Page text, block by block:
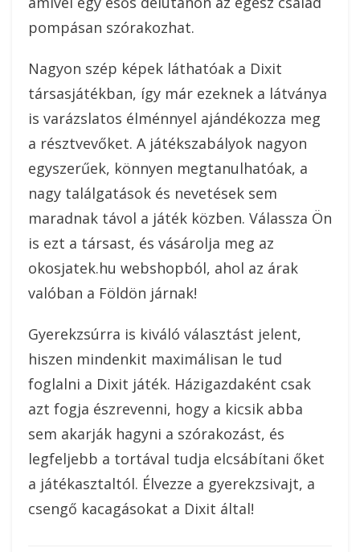
pompásan szórakozhat.
Nagyon szép képek láthatóak a Dixit
társasjátékban, így már ezeknek a látványa
is varázslatos élménnyel ajándékozza meg
a résztvevőket. A játékszabályok nagyon
egyszerűek, könnyen megtanulhatóak, a
nagy találgatások és nevetések sem
maradnak távol a játék közben. Válassza Ön
is ezt a társast, és vásárolja meg az
okosjatek.hu webshopból, ahol az árak
valóban a Földön járnak!
Gyerekzsúrra is kiváló választást jelent,
hiszen mindenkit maximálisan le tud
foglalni a Dixit játék. Házigazdaként csak
azt fogja észrevenni, hogy a kicsik abba
sem akarják hagyni a szórakozást, és
legfeljebb a tortával tudja elcsábítani őket
a játékasztaltól. Élvezze a gyerekzsivajt, a
csengő kacagásokat a Dixit által!